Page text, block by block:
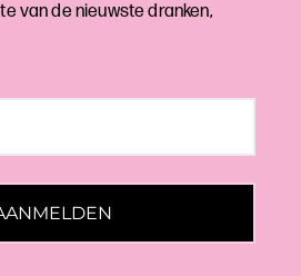
van de nieuwste dranken,